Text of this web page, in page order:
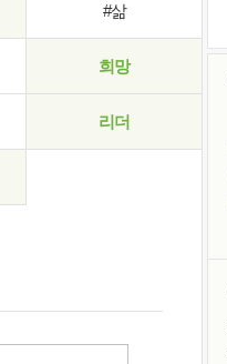
#삶
희망
리더